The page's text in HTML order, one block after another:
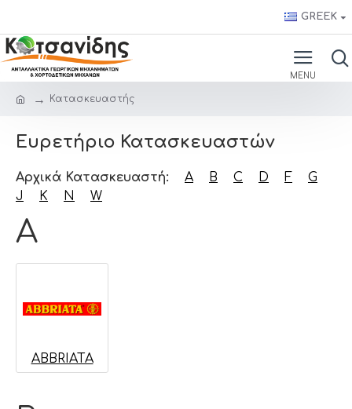
GREEK
Κατασκευαστής
Ευρετήριο Κατασκευαστών
Αρχικά Κατασκευαστή: A B C D F
G
J
K N W
A
ABBRIATA